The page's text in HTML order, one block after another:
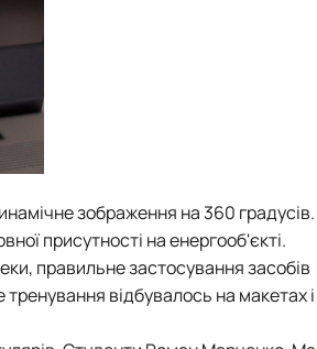
зображення на 360
присутності на енергооб'єкті.
правильне застосування засобів
відбувалось на макетах